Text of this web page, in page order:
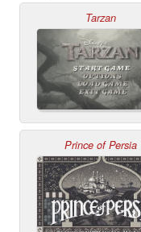
Tarzan
Prince of Persia